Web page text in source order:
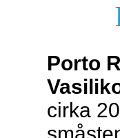
Porto
cirka